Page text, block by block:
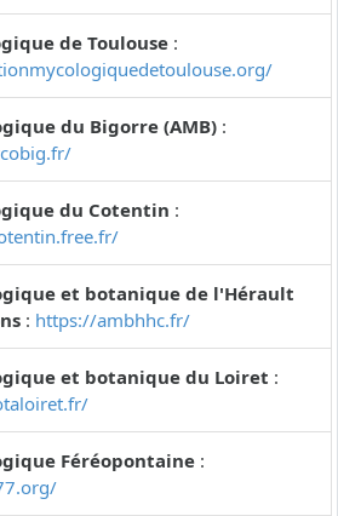
de Toulouse :
du Bigorre (AMB) :
du Cotentin :
et botanique de l'Hérault
: https://ambhhc.fr/
et botanique du Loiret :
Féréopontaine :